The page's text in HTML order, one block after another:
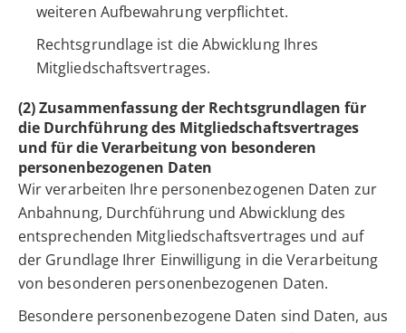
weiteren Aufbewahrung verpflichtet.
Rechtsgrundlage ist die Abwicklung Ihres
Mitgliedschaftsvertrages.
(2) Zusammenfassung der Rechtsgrundlagen für
die Durchführung des Mitgliedschaftsvertrages
und für die Verarbeitung von besonderen
personenbezogenen Daten
Wir verarbeiten Ihre personenbezogenen Daten zur
Anbahnung, Durchführung und Abwicklung des
entsprechenden Mitgliedschaftsvertrages und auf
der Grundlage Ihrer Einwilligung in die Verarbeitung
von besonderen personenbezogenen Daten.
Besondere personenbezogene Daten sind Daten, aus